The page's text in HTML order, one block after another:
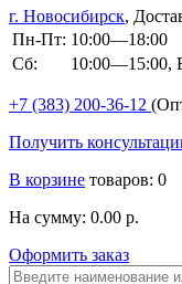
г. Новосибирск,
Пн-Пт: 10:00—18:00
Сб:
10:00—15:00,
+7 (383) 200-36-12
Получить
В корзине товаров: 0
На сумму: 0.00 р.
Оформить заказ